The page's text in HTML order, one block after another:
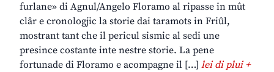
furlane» di Agnul/Angelo Floramo al ripasse in mût
clâr e cronologjic la storie dai taramots in Friûl,
mostrant tant che il pericul sismic al sedi une
presince costante inte nestre storie. La pene
fortunade di Floramo e acompagne il […] lei di plui +